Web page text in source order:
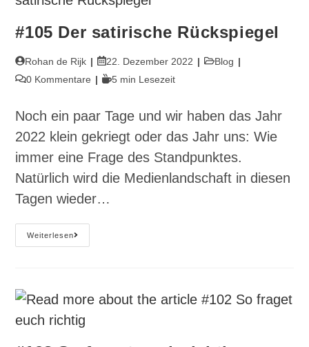
#105 Der satirische Rückspiegel
Beitrags-
Autor:
Rohan de Rijk
Beitrag
veröffentlicht:
22. Dezember 2022
Beitrags-
Blog
Beitrags-
0 Kommentare Lesedauer:
5 min Lesezeit
Noch ein paar Tage und wir haben das Jahr
2022 klein gekriegt oder das Jahr uns: Wie
immer eine Frage des Standpunktes.
Natürlich wird die Medienlandschaft in diesen
Tagen wieder…
Weiterlesen#105
Der